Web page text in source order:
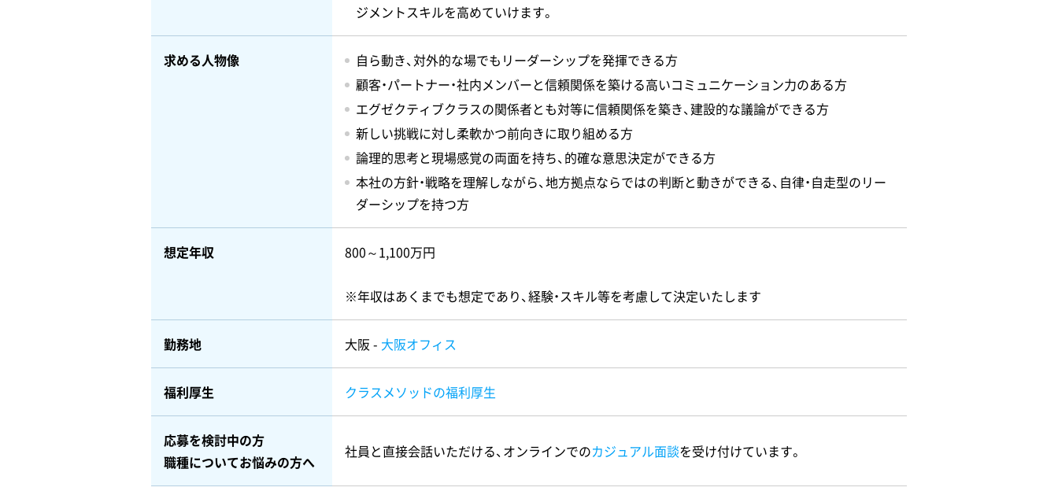
ジメントスキルを高めていけます。
求める人物像
自ら動き、対外的な場でもリーダーシップを発揮できる方
顧客・パートナー・社内メンバーと信頼関係を築ける高いコミュニケーション力のある方
エグゼクティブクラスの関係者とも対等に信頼関係を築き、建設的な議論ができる方
新しい挑戦に対し柔軟かつ前向きに取り組める方
論理的思考と現場感覚の両面を持ち、的確な意思決定ができる方
本社の方針・戦略を理解しながら、地方拠点ならではの判断と動きができる、自律・自走型のリー
ダーシップを持つ方
想定年収 800～1,100万円
※年収はあくまでも想定であり、経験・スキル等を考慮して決定いたします
勤務地 大阪 - 大阪オフィス
福利厚生 クラスメソッドの福利厚生
応募を検討中の方
職種についてお悩みの方へ
社員と直接会話いただける、オンラインでのカジュアル面談を受け付けています。